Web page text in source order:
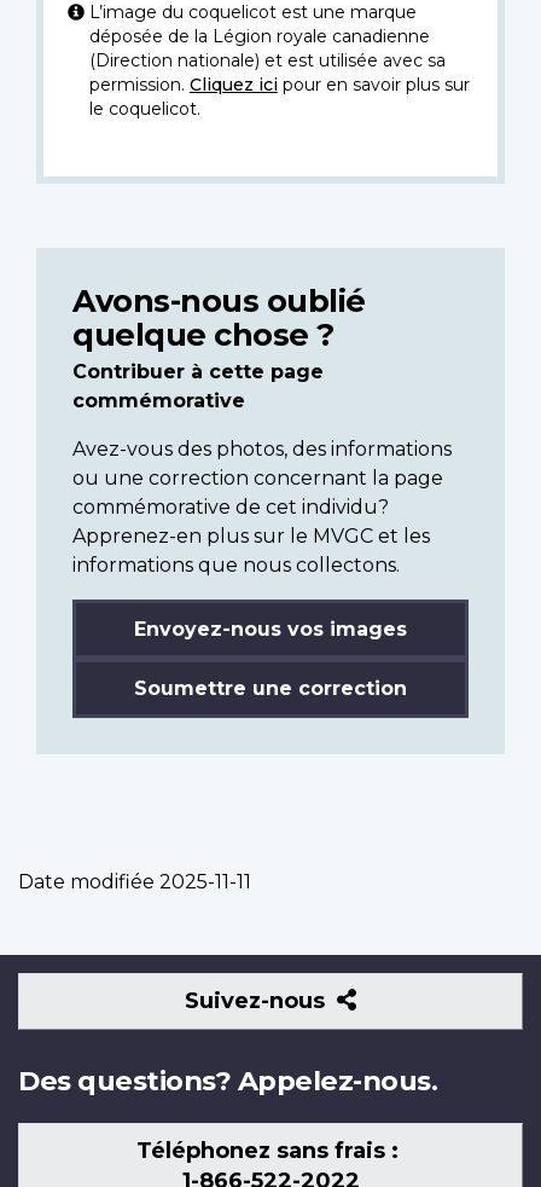
L’image du coquelicot est une marque
déposée de la Légion royale canadienne
(Direction nationale) et est utilisée avec sa
permission. Cliquez icipour en savoir plus sur
le coquelicot.
Avons-nous oublié
quelque chose ?
Contribuer à cette page
commémorative
Avez-vous des photos, des informations
ou une correction concernant la page
commémorative de cet individu?
Apprenez-en plus sur le MVGC et les
informations que nous collectons.
Envoyez-nous vos images
Soumettre une correction
Date modifiée 2025-11-11
Suivez-nous
Suivez-
nous
Des questions? Appelez-nous.
Téléphonez sans frais :
1-866-522-2022